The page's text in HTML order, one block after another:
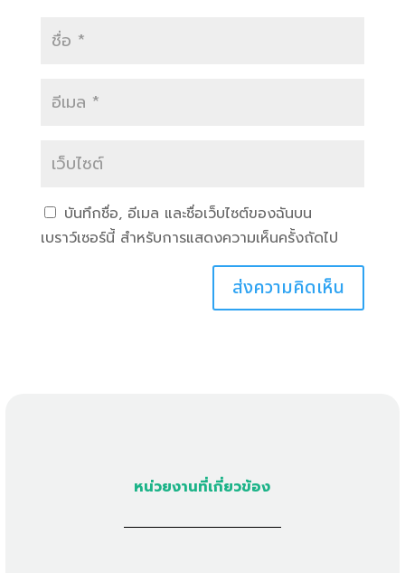
บันทึกชื่อ, อีเมล และชื่อเว็บไซต์ของฉันบน
เบราว์เซอร์นี้ สำหรับการแสดงความเห็นครั้งถัดไป
หน่วยงานที่เกี่ยวข้อง